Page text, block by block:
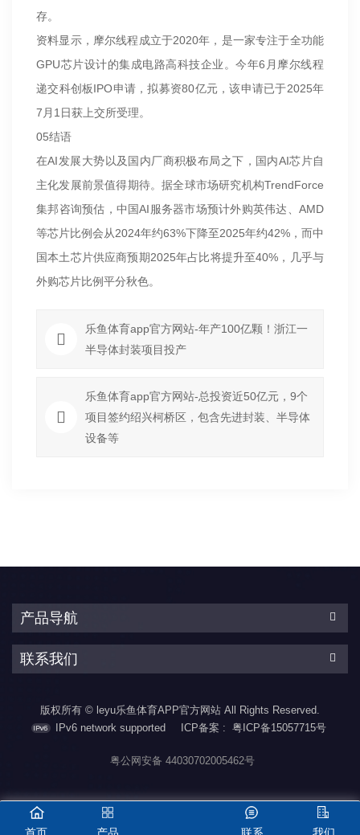
存。
资料显示，摩尔线程成立于2020年，是一家专注于全功能
GPU芯片设计的集成电路高科技企业。今年6月摩尔线程
递交科创板IPO申请，拟募资80亿元，该申请已于2025年
7月1日获上交所受理。
05结语
在AI发展大势以及国内厂商积极布局之下，国内AI芯片自
主化发展前景值得期待。据全球市场研究机构TrendForce
集邦咨询预估，中国AI服务器市场预计外购英伟达、AMD
等芯片比例会从2024年约63%下降至2025年约42%，而中
国本土芯片供应商预期2025年占比将提升至40%，几乎与
外购芯片比例平分秋色。
乐鱼体育app官方网站-年产100亿颗！浙江一
半导体封装项目投产
乐鱼体育app官方网站-总投资近50亿元，9个
项目签约绍兴柯桥区，包含先进封装、半导体
设备等
产品导航
联系我们
版权所有 © leyu乐鱼体育APP官方网站 All Rights Reserved.
IPv6 network supported
ICP备案 : 粤ICP备15057715号
粤公网安备 44030702005462号